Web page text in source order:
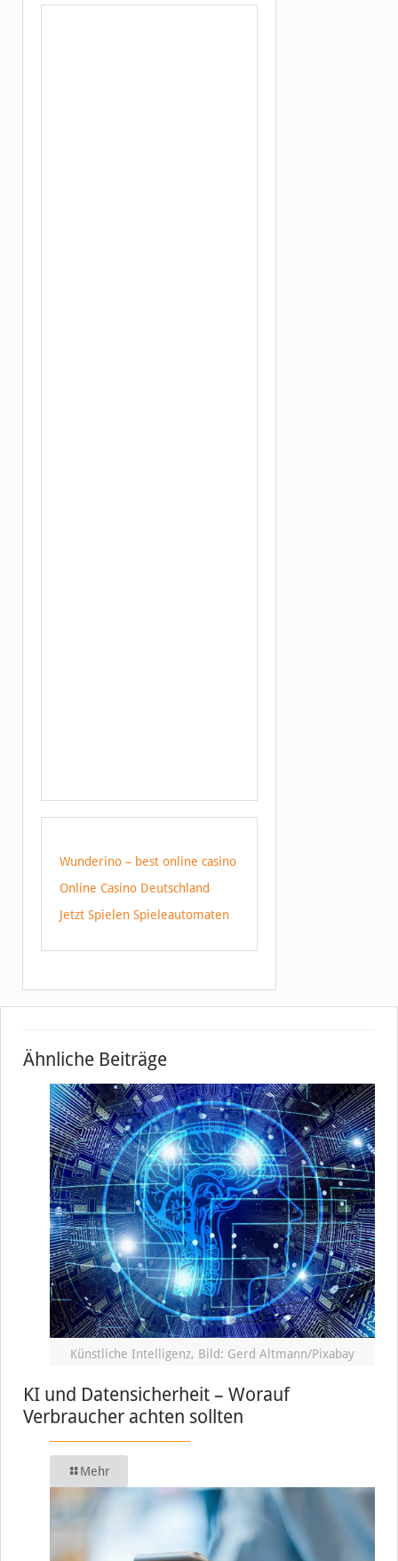
Wunderino – best online casino
Online Casino Deutschland
Jetzt Spielen Spieleautomaten
Ähnliche Beiträge
Künstliche Intelligenz, Bild: Gerd Altmann/Pixabay
KI und Datensicherheit – Worauf
Verbraucher achten sollten
Mehr